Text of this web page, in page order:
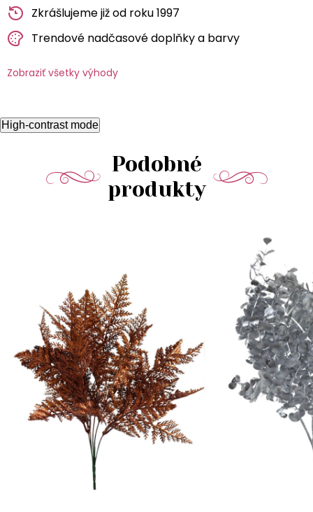
Zkrášlujeme již od roku 1997
Trendové nadčasové doplňky a barvy
Zobraziť všetky výhody
High-contrast mode
Podobné
produkty